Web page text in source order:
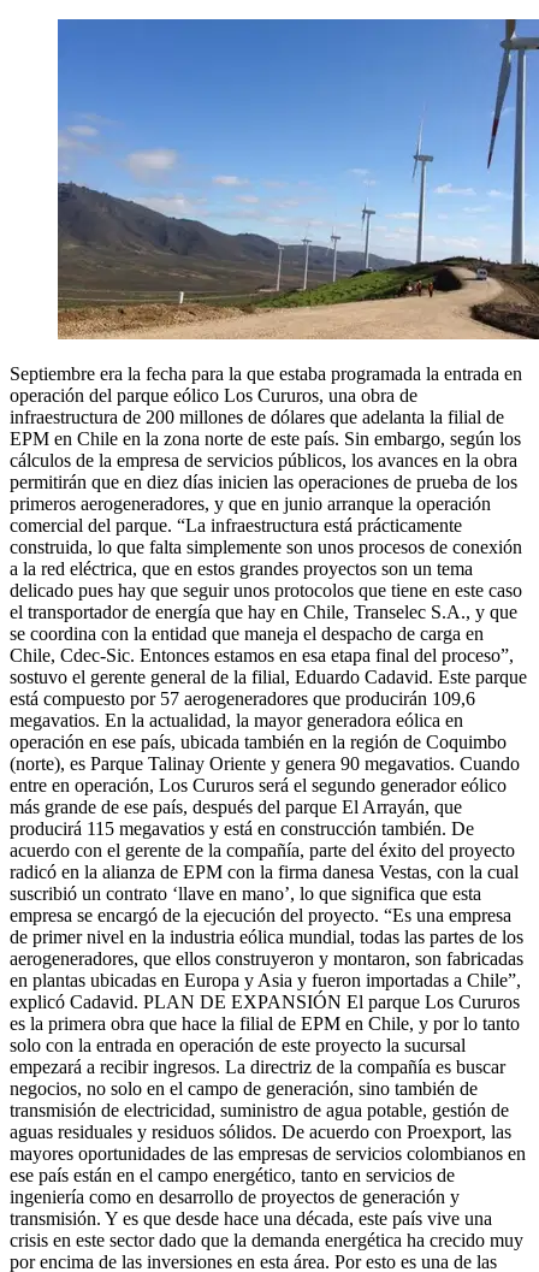
Septiembre era la fecha para la que estaba programada la entrada en
operación del parque eólico Los Cururos, una obra de
infraestructura de 200 millones de dólares que adelanta la filial de
EPM en Chile en la zona norte de este país. Sin embargo, según los
cálculos de la empresa de servicios públicos, los avances en la obra
permitirán que en diez días inicien las operaciones de prueba de los
primeros aerogeneradores, y que en junio arranque la operación
comercial del parque. “La infraestructura está prácticamente
construida, lo que falta simplemente son unos procesos de conexión
a la red eléctrica, que en estos grandes proyectos son un tema
delicado pues hay que seguir unos protocolos que tiene en este caso
el transportador de energía que hay en Chile, Transelec S.A., y que
se coordina con la entidad que maneja el despacho de carga en
Chile, Cdec-Sic. Entonces estamos en esa etapa final del proceso”,
sostuvo el gerente general de la filial, Eduardo Cadavid. Este parque
está compuesto por 57 aerogeneradores que producirán 109,6
megavatios. En la actualidad, la mayor generadora eólica en
operación en ese país, ubicada también en la región de Coquimbo
(norte), es Parque Talinay Oriente y genera 90 megavatios. Cuando
entre en operación, Los Cururos será el segundo generador eólico
más grande de ese país, después del parque El Arrayán, que
producirá 115 megavatios y está en construcción también. De
acuerdo con el gerente de la compañía, parte del éxito del proyecto
radicó en la alianza de EPM con la firma danesa Vestas, con la cual
suscribió un contrato ‘llave en mano’, lo que significa que esta
empresa se encargó de la ejecución del proyecto. “Es una empresa
de primer nivel en la industria eólica mundial, todas las partes de los
aerogeneradores, que ellos construyeron y montaron, son fabricadas
en plantas ubicadas en Europa y Asia y fueron importadas a Chile”,
explicó Cadavid. PLAN DE EXPANSIÓN El parque Los Cururos
es la primera obra que hace la filial de EPM en Chile, y por lo tanto
solo con la entrada en operación de este proyecto la sucursal
empezará a recibir ingresos. La directriz de la compañía es buscar
negocios, no solo en el campo de generación, sino también de
transmisión de electricidad, suministro de agua potable, gestión de
aguas residuales y residuos sólidos. De acuerdo con Proexport, las
mayores oportunidades de las empresas de servicios colombianos en
ese país están en el campo energético, tanto en servicios de
ingeniería como en desarrollo de proyectos de generación y
transmisión. Y es que desde hace una década, este país vive una
crisis en este sector dado que la demanda energética ha crecido muy
por encima de las inversiones en esta área. Por esto es una de las